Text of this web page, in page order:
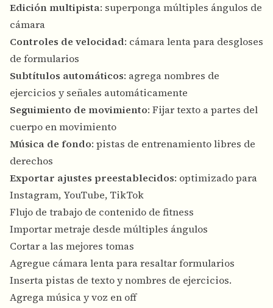
Edición multipista: superponga múltiples ángulos de
cámara
Controles de velocidad: cámara lenta para desgloses
de formularios
Subtítulos automáticos: agrega nombres de
ejercicios y señales automáticamente
Seguimiento de movimiento: Fijar texto a partes del
cuerpo en movimiento
Música de fondo: pistas de entrenamiento libres de
derechos
Exportar ajustes preestablecidos: optimizado para
Instagram, YouTube, TikTok
Flujo de trabajo de contenido de fitness
Importar metraje desde múltiples ángulos
Cortar a las mejores tomas
Agregue cámara lenta para resaltar formularios
Inserta pistas de texto y nombres de ejercicios.
Agrega música y voz en off